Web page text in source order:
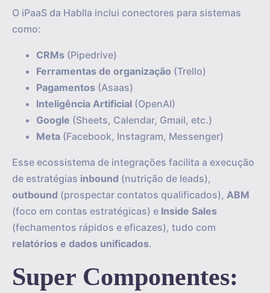
O iPaaS da Hablla inclui conectores para sistemas
como:
CRMs (Pipedrive)
Ferramentas de organização (Trello)
Pagamentos (Asaas)
Inteligência Artificial (OpenAI)
Google (Sheets, Calendar, Gmail, etc.)
Meta (Facebook, Instagram, Messenger)
Esse ecossistema de integrações facilita a execução
de estratégias inbound (nutrição de leads),
outbound (prospectar contatos qualificados), ABM
(foco em contas estratégicas) e Inside Sales
(fechamentos rápidos e eficazes), tudo com
relatórios e dados unificados.
Super Componentes: